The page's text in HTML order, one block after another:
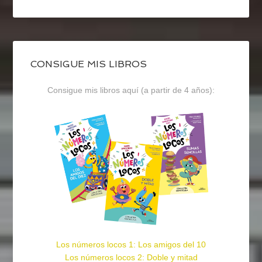
CONSIGUE MIS LIBROS
Consigue mis libros aquí (a partir de 4 años):
Los números locos 1: Los amigos del 10
Los números locos 2: Doble y mitad